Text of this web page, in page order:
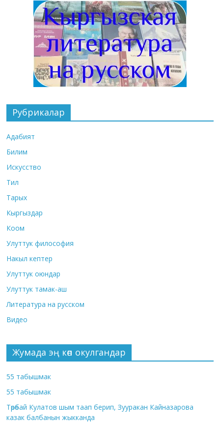
Рубрикалар
Адабият
Билим
Искусство
Тил
Тарых
Кыргыздар
Коом
Улуттук философия
Накыл кептер
Улуттук оюндар
Улуттук тамак-аш
Литература на русском
Видео
Жумада эң көп окулгандар
55 табышмак
55 табышмак
Төрөбай Кулатов шым таап берип, Зууракан Кайназарова
казак балбанын жыкканда